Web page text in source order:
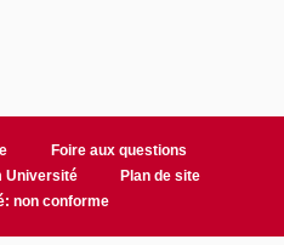
Foire aux questions
Université
Plan de site
non conforme